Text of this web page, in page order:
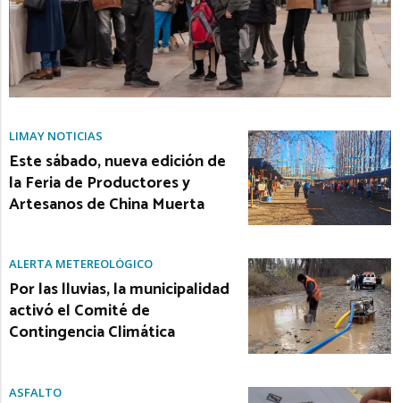
LIMAY NOTICIAS
Este sábado, nueva edición de
la Feria de Productores y
Artesanos de China Muerta
ALERTA METEREOLÓGICO
Por las lluvias, la municipalidad
activó el Comité de
Contingencia Climática
ASFALTO